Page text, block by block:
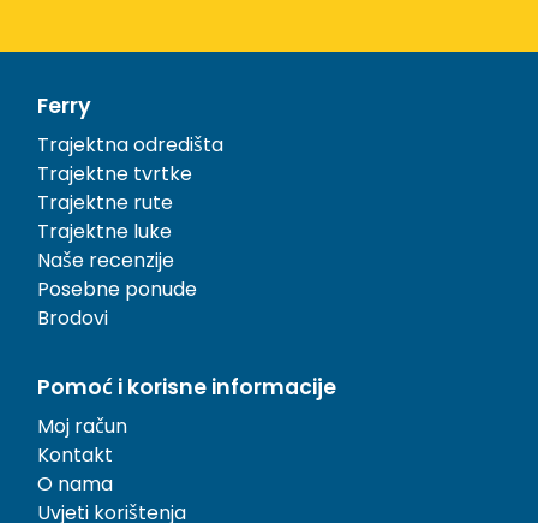
Ferry
Trajektna odredišta
Trajektne tvrtke
Trajektne rute
Trajektne luke
Naše recenzije
Posebne ponude
Brodovi
Pomoć i korisne informacije
Moj račun
Kontakt
O nama
Uvjeti korištenja